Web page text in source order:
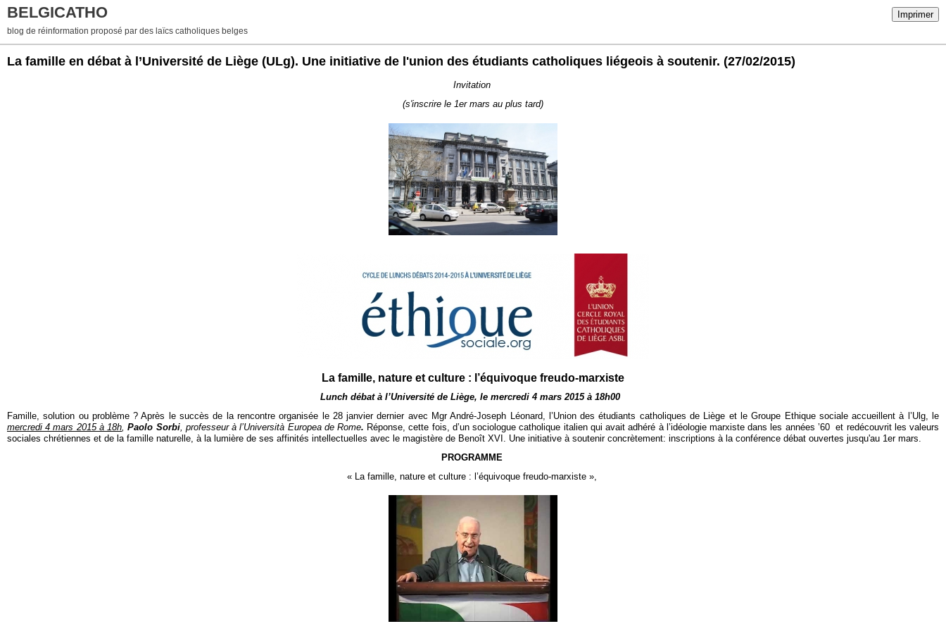
Imprimer
BELGICATHO
blog de réinformation proposé par des laïcs catholiques belges
La famille en débat à l’Université de Liège (ULg). Une initiative de l'union des étudiants catholiques liégeois à soutenir. (27/02/2015)
Invitation
(s'inscrire le 1er mars au plus tard)
La famille, nature et culture : l’équivoque freudo-marxiste
Lunch débat à l’Université de Liège, le mercredi 4 mars 2015 à 18h00
Famille, solution ou problème ? Après le succès de la rencontre organisée le 28 janvier dernier avec Mgr André-Joseph Léonard, l’Union des étudiants catholiques de Liège et le Groupe Ethique sociale accueillent à l’Ulg, le
mercredi 4 mars 2015 à 18h ,Paolo Sorbi, professeur àl’Università Europea de Rome. Réponse, cette fois, d’un sociologue catholique italien qui avait adhéré à l’idéologie marxiste dans les années ’60 et redécouvrit les valeurs
sociales chrétiennes et de la famille naturelle, à la lumière de ses affinités intellectuelles avec le magistère de Benoît XVI. Une initiative à soutenir concrètement: inscriptions à la conférence débat ouvertes jusqu'au 1er mars.
PROGRAMME
« La famille, nature et culture : l’équivoque freudo-marxiste »,